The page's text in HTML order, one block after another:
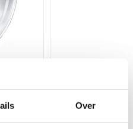
Over
assortiment aan
zodat u altijd de juiste oplossing
Normale luchtdichtheid
Nee